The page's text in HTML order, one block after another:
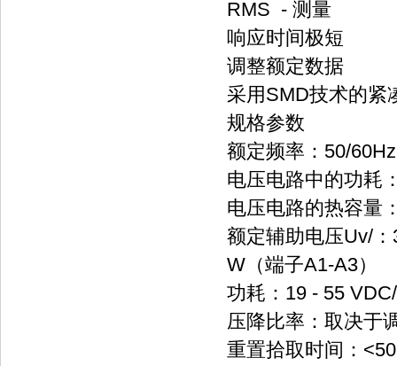
RMS - 测量
响应时间极短
调整额定数据
采用SMD技术的紧
规格参数
额定频率：50/60Hz
电压电路中的功耗
电压电路的热容量
额定辅助电压Uv/
W（端子A1-A3）
功耗：19 - 55
压降比率：取决于
重置拾取时间：